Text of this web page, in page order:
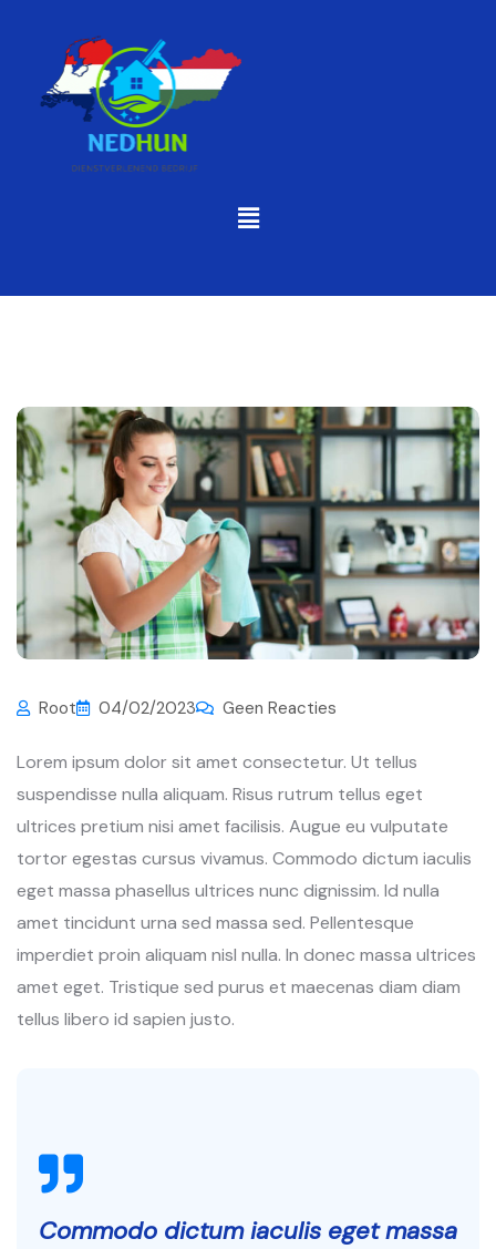
Root 04/02/2023 Geen Reacties
Lorem ipsum dolor sit amet consectetur. Ut tellus
suspendisse nulla aliquam. Risus rutrum tellus eget
ultrices pretium nisi amet facilisis. Augue eu vulputate
tortor egestas cursus vivamus. Commodo dictum iaculis
eget massa phasellus ultrices nunc dignissim. Id nulla
amet tincidunt urna sed massa sed. Pellentesque
imperdiet proin aliquam nisl nulla. In donec massa ultrices
amet eget. Tristique sed purus et maecenas diam diam
tellus libero id sapien justo.
Commodo dictum iaculis eget massa